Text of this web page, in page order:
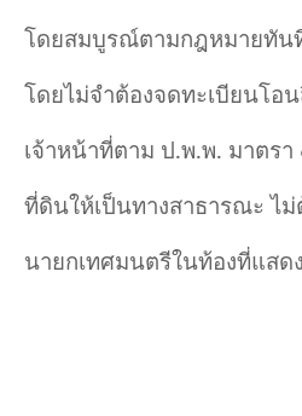
โดยสมบูรณ์ตามกฎหมายทัน
โดยไม่จำต้องจดทะเบียนโอ
เจ้าหน้าที่ตาม ป.พ.พ. มาตร
ที่ดินให้เป็นทางสาธารณะ ไ
นายกเทศมนตรีในท้องที่แสด